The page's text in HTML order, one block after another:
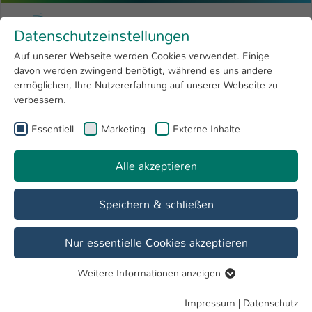
Menu
Forschung 4
Open submenu
Hochschule
International
Zum Hauptinhalt springen
Hochschule Kaiserslautern
Sie sind hier:
Labore
Fachbereich
Übersicht Studieninteressierte Studierende
Labor H 2.046 - Regelungstechnik
Forschungsthemen
Regelungstechnik
Modellbildung / Systemanalyse / Identifikation
Datenschutzeinstellungen
Auf unserer Webseite werden Cookies verwendet. Einige
davon werden zwingend benötigt, während es uns andere
ermöglichen, Ihre Nutzererfahrung auf unserer Webseite zu
verbessern.
Essentiell Marketing Externe Inhalte
Alle akzeptieren
Speichern & schließen
Nur essentielle Cookies akzeptieren
Essentielle Cookies werden für grundlegende Funktionen
Weitere Informationen anzeigen
Impressum | Datenschutz